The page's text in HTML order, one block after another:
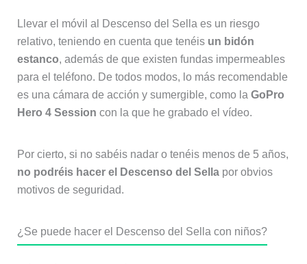
Llevar el móvil al Descenso del Sella es un riesgo
relativo, teniendo en cuenta que tenéis un bidón
estanco, además de que existen fundas impermeables
para el teléfono. De todos modos, lo más recomendable
es una cámara de acción y sumergible, como la GoPro
Hero 4 Session con la que he grabado el vídeo.
Por cierto, si no sabéis nadar o tenéis menos de 5 años,
no podréis hacer el Descenso del Sellapor obvios
motivos de seguridad.
¿Se puede hacer el Descenso del Sella con niños?